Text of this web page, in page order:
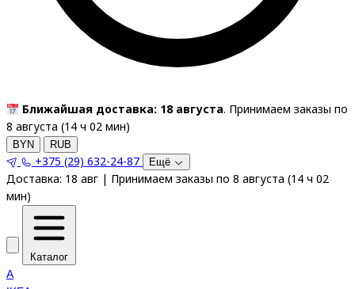
Ближайшая доставка: 18 августа. Принимаем заказы по
8 августа (14 ч 02 мин)
BYN RUB
+375 (29) 632-24-87 Ещё
Доставка: 18 авг | Принимаем заказы по 8 августа (14 ч 02
мин)
Каталог
A